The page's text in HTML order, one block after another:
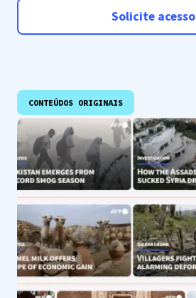
Solicite acesso
CONTEÚDOS ORIGINAIS